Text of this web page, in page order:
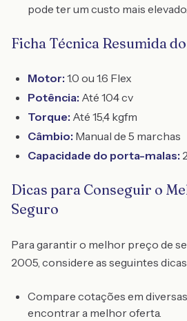
pode ter um custo mais elevado.
Ficha Técnica Resumida
Motor: 1.0 ou 1.6 Flex
Potência: Até 104 cv
Torque: Até 15,4 kgfm
Câmbio: Manual de 5 marchas
Capacidade do porta-malas:
Dicas para Conseguir o
Seguro
Para garantir o melhor preço de
2005, considere as seguintes
Compare cotações em
encontrar a melhor oferta.